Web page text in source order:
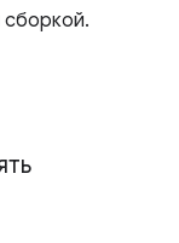
сборкой.